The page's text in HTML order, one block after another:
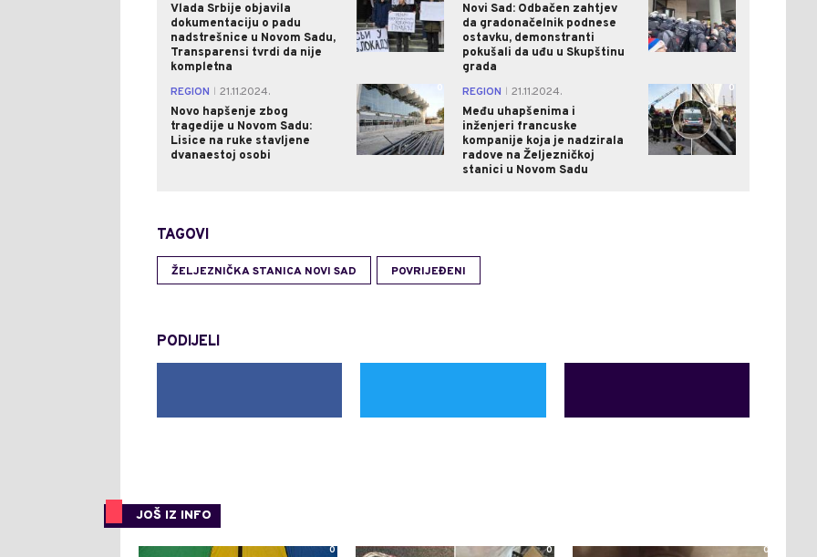
Vlada Srbije objavila
dokumentaciju o padu
nadstrešnice u Novom Sadu,
Transparensi tvrdi da nije
kompletna
Novi Sad: Odbačen zahtjev
da gradonačelnik podnese
ostavku, demonstranti
pokušali da uđu u Skupštinu
grada
REGION
21.11.2024.
Novo hapšenje zbog
tragedije u Novom Sadu:
Lisice na ruke stavljene
dvanaestoj osobi
0 REGION
21.11.2024.
Među uhapšenima i
inženjeri francuske
kompanije koja je nadzirala
radove na Željezničkoj
stanici u Novom Sadu
0
TAGOVI
ŽELJEZNIČKA STANICA NOVI SAD POVRIJEĐENI
PODIJELI
JOŠ IZ INFO
0 0 0